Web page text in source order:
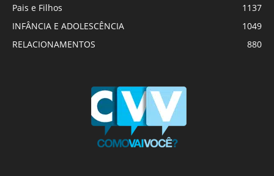
Pais e Filhos
1137
INFÂNCIA E ADOLESCÊNCIA
1049
RELACIONAMENTOS
880